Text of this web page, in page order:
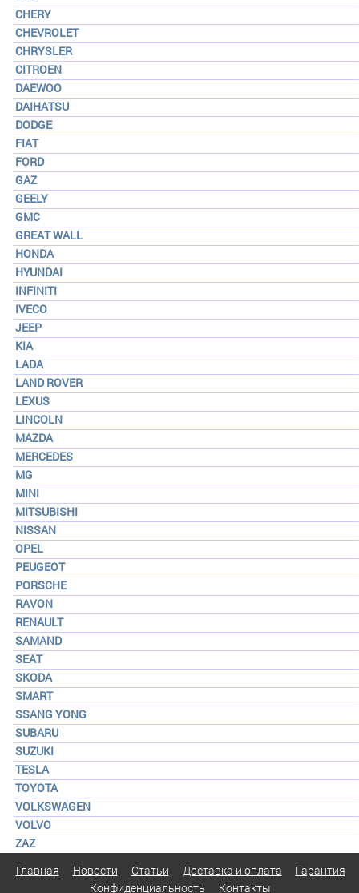
CHERY
CHEVROLET
CHRYSLER
CITROEN
DAEWOO
DAIHATSU
DODGE
FIAT
FORD
GAZ
GEELY
GMC
GREAT WALL
HONDA
HYUNDAI
INFINITI
IVECO
JEEP
KIA
LADA
LAND ROVER
LEXUS
LINCOLN
MAZDA
MERCEDES
MG
MINI
MITSUBISHI
NISSAN
OPEL
PEUGEOT
PORSCHE
RAVON
RENAULT
SAMAND
SEAT
SKODA
SMART
SSANG YONG
SUBARU
SUZUKI
TESLA
TOYOTA
VOLKSWAGEN
VOLVO
ZAZ
Главная Новости Статьи Доставка и оплата
Гарантия
Конфиденциальность
Контакты